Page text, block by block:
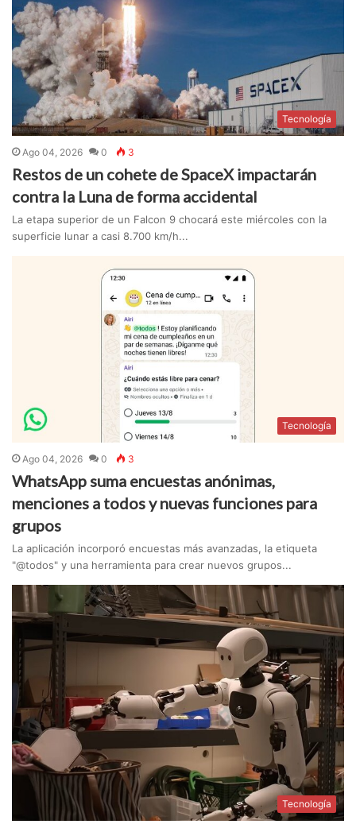
Tecnología
Ago 04, 2026 0 3
Restos de un cohete de SpaceX impactarán
contra la Luna de forma accidental
La etapa superior de un Falcon 9 chocará este miércoles con la
superficie lunar a casi 8.700 km/h...
Tecnología
Ago 04, 2026 0 3
WhatsApp suma encuestas anónimas,
menciones a todos y nuevas funciones para
grupos
La aplicación incorporó encuestas más avanzadas, la etiqueta
"@todos" y una herramienta para crear nuevos grupos...
Tecnología